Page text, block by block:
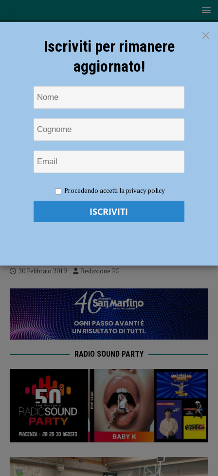
nazionale paralimpico: “Punto di riferimento per il Paese”
A Villanova il Centro nazionale
20 Febbraio 2019 Redazione FG
RADIO SOUND PARTY
×
Iscriviti per rimanere
aggiornato!
Procedendo accetti la privacy policy